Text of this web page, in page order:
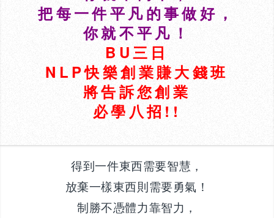
把每一件平凡的事做好，
你就不平凡！
BU三日
NLP快樂創業賺大錢班
將告訴您創業
必學八招!!
得到一件東西需要智慧，
放棄一樣東西則需要勇氣！
制勝不憑體力靠智力，